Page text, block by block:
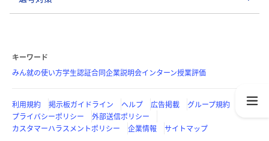
キーワード
みん就の使い方学生認証合同企業説明会インターン授業評価
利用規約 掲示板ガイドライン ヘルプ 広告掲載
グループ規約
プライバシーポリシー
外部送信ポリシー
カスタマーハラスメントポリシー
企業情報 サイトマップ